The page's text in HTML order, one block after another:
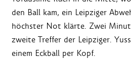
den Ball kam, ein Leipziger
höchster Not klärte. Zwei
zweite Treffer der Leipziger.
einem Eckball per Kopf.